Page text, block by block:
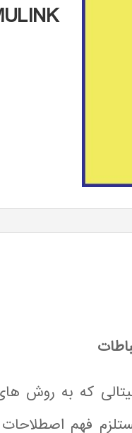
که به روش
فهم